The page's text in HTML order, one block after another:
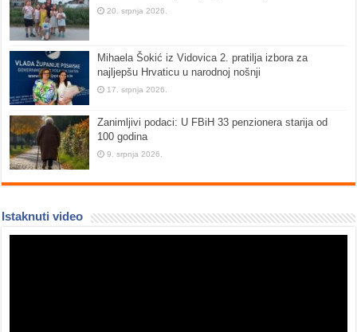
20. srpnja 2026.
Mihaela Šokić iz Vidovica 2. pratilja izbora za
najljepšu Hrvaticu u narodnoj nošnji
17. srpnja 2026.
Zanimljivi podaci: U FBiH 33 penzionera starija od
100 godina
9. srpnja 2026.
Istaknuti video